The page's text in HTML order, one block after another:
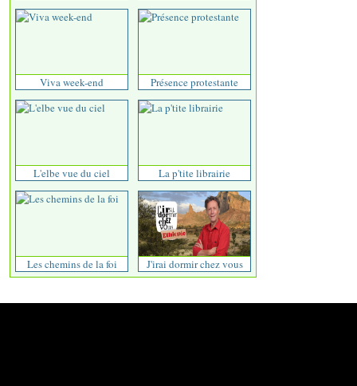
Viva week-end Présence protestante
L'elbe vue du ciel La p'tite librairie
Les chemins de la foi J'irai dormir chez vous